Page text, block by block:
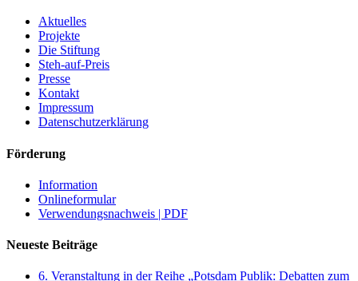
Aktuelles
Projekte
Die Stiftung
Steh-auf-Preis
Presse
Kontakt
Impressum
Datenschutzerklärung
Förderung
Information
Onlineformular
Verwendungsnachweis | PDF
Neueste Beiträge
6. Veranstaltung in der Reihe „Potsdam Publik: Debatten zum